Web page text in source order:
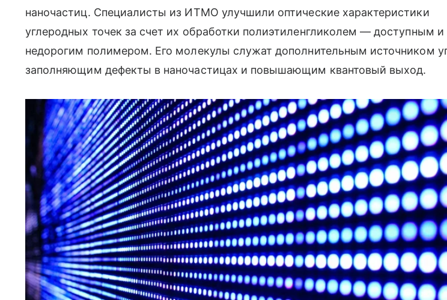
наночастиц. Специалисты из ИТМО улучшили оптические характеристики
углеродных точек за счет их обработки полиэтиленгликолем — доступным и
недорогим полимером. Его молекулы служат дополнительным источником
заполняющим дефекты в наночастицах и повышающим квантовый выход.